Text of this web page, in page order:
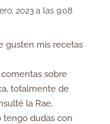
2023 a las 9:08
gusten mis recetas
sobre
totalmente de
la Rae,
tengo dudas con